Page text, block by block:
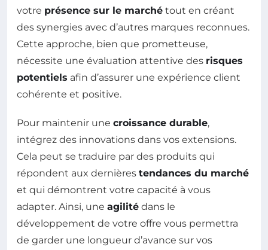
votre présence sur le marché tout en créant
des synergies avec d’autres marques reconnues.
Cette approche, bien que prometteuse,
nécessite une évaluation attentive des risques
potentiels afin d’assurer une expérience client
cohérente et positive.
Pour maintenir une croissance durable,
intégrez des innovations dans vos extensions.
Cela peut se traduire par des produits qui
répondent aux dernières tendances du marché
et qui démontrent votre capacité à vous
adapter. Ainsi, une agilité dans le
développement de votre offre vous permettra
de garder une longueur d’avance sur vos